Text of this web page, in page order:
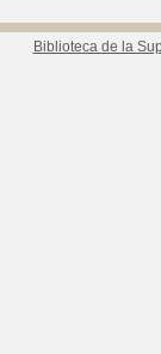
Biblioteca de la